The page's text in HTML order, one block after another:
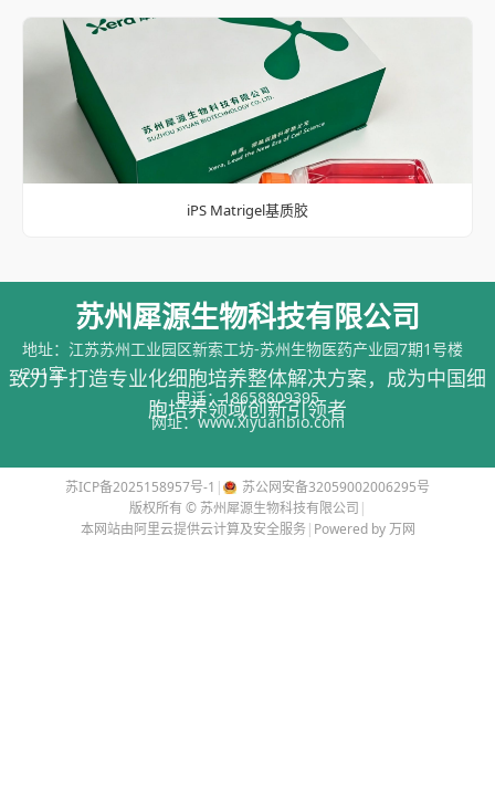
iPS Matrigel基质胶
苏州犀源生物科技有限公司
致力于打造专业化细胞培养整体解决方案，成为中国细
胞培养领域创新引领者
地址：江苏苏州工业园区新索工坊-苏州生物医药产业园7期1号楼
201室
电话：18658809395
网址：www.xiyuanbio.com
苏ICP备2025158957号-1 |
苏公网安备32059002006295号
版权所有 © 苏州犀源生物科技有限公司 |
本网站由阿里云提供云计算及安全服务 | Powered by 万网